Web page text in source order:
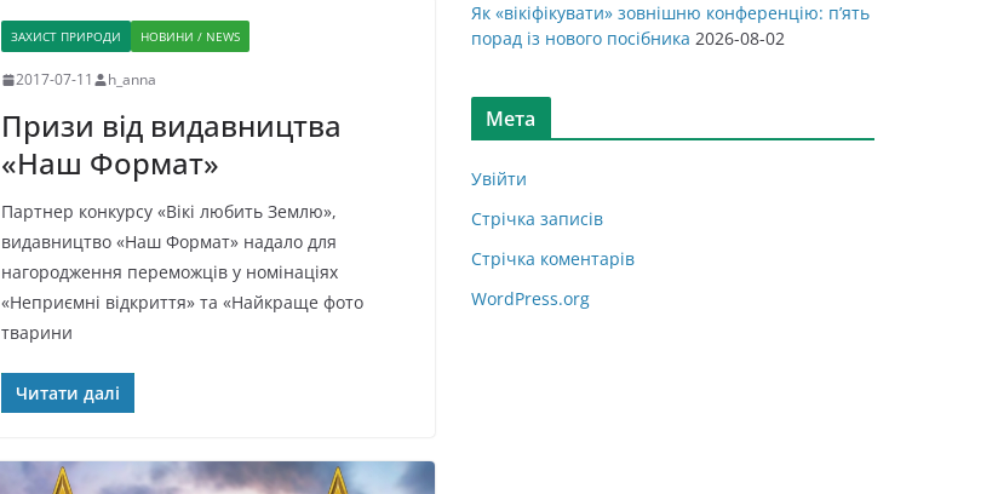
ЗАХИСТ ПРИРОДИ НОВИНИ / NEWS
2017-07-11 h_anna
Призи від видавництва
«Наш Формат»
Партнер конкурсу «Вікі любить Землю»,
видавництво «Наш Формат» надало для
нагородження переможців у номінаціях
«Неприємні відкриття» та «Найкраще фото
тварини
Читати далі
Як «вікіфікувати» зовнішню конференцію: п’ять
порад із нового посібника 2026-08-02
Мета
Увійти
Стрічка записів
Стрічка коментарів
WordPress.org